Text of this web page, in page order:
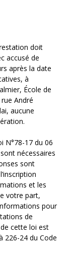
doit
accusé de
après la date
à
École de
André
aucune
N°78-17 du 06
nécessaires
sont
et les
votre part,
pour
de
de cette loi est
226-24 du Code